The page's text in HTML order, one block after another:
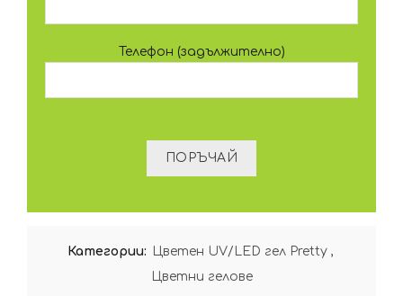
Телефон (задължително)
Категории: Цветен UV/LED гел Pretty ,
Цветни гелове